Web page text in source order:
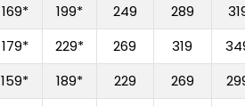
169* 199* 249 289
179* 229* 269 319
159* 189* 229 269